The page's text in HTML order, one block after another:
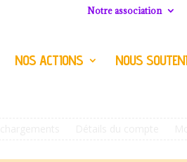
Notre association
NOS ACTIONS NOUS